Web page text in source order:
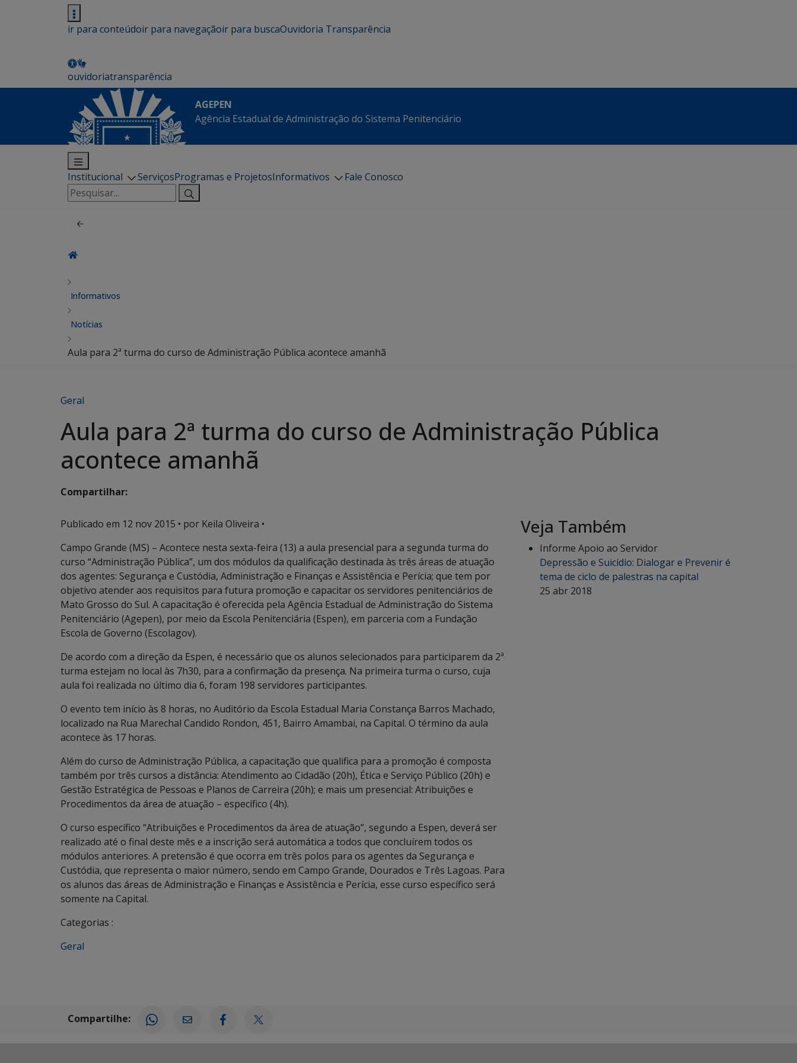
ir para conteúdoir para navegaçãoir para buscaOuvidoria Transparência
ouvidoriatransparência
AGEPEN
Agência Estadual de Administração do Sistema Penitenciário
Institucional ServiçosProgramas e ProjetosInformativos
Fale Conosco
Pesquisar
por:
Informativos
Notícias
Aula para 2ª turma do curso de Administração Pública acontece amanhã
Geral
Aula para 2ª turma do curso de Administração Pública
acontece amanhã
Compartilhar:
Publicado em 12 nov 2015 • por Keila Oliveira •
Campo Grande (MS) – Acontece nesta sexta-feira (13) a aula presencial para a segunda turma do
curso “Administração Pública”, um dos módulos da qualificação destinada às três áreas de atuação
dos agentes: Segurança e Custódia, Administração e Finanças e Assistência e Perícia; que tem por
objetivo atender aos requisitos para futura promoção e capacitar os servidores penitenciários de
Mato Grosso do Sul. A capacitação é oferecida pela Agência Estadual de Administração do Sistema
Penitenciário (Agepen), por meio da Escola Penitenciária (Espen), em parceria com a Fundação
Escola de Governo (Escolagov).
De acordo com a direção da Espen, é necessário que os alunos selecionados para participarem da 2ª
turma estejam no local às 7h30, para a confirmação da presença. Na primeira turma o curso, cuja
aula foi realizada no último dia 6, foram 198 servidores participantes.
O evento tem início às 8 horas, no Auditório da Escola Estadual Maria Constança Barros Machado,
localizado na Rua Marechal Candido Rondon, 451, Bairro Amambai, na Capital. O término da aula
acontece às 17 horas.
Além do curso de Administração Pública, a capacitação que qualifica para a promoção é composta
também por três cursos a distância: Atendimento ao Cidadão (20h), Ética e Serviço Público (20h) e
Gestão Estratégica de Pessoas e Planos de Carreira (20h); e mais um presencial: Atribuições e
Procedimentos da área de atuação – específico (4h).
O curso específico “Atribuições e Procedimentos da área de atuação”, segundo a Espen, deverá ser
realizado até o final deste mês e a inscrição será automática a todos que concluírem todos os
módulos anteriores. A pretensão é que ocorra em três polos para os agentes da Segurança e
Custódia, que representa o maior número, sendo em Campo Grande, Dourados e Três Lagoas. Para
os alunos das áreas de Administração e Finanças e Assistência e Perícia, esse curso específico será
somente na Capital.
Categorias :
Geral
Veja Também
Informe Apoio ao Servidor
Depressão e Suicídio: Dialogar e Prevenir é
tema de ciclo de palestras na capital
25 abr 2018
Compartilhe: